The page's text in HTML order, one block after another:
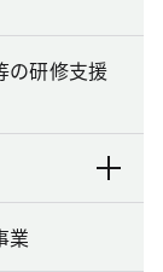
の研修支援
業